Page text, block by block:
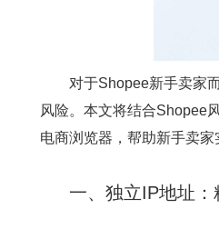
对于Shopee新手卖家而
风险。本文将结合Shopee
电商浏览器，帮助新手卖家
一、独立IP地址